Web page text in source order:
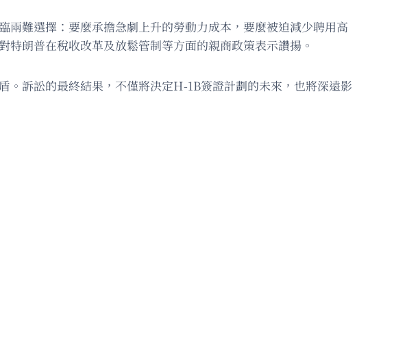
難選擇：要麼承擔急劇上升的勞動力成本，要麼被迫減少聘用高
朗普在稅收改革及放鬆管制等方面的親商政策表示讚揚。
訴訟的最終結果，不僅將決定H-1B簽證計劃的未來，也將深遠影